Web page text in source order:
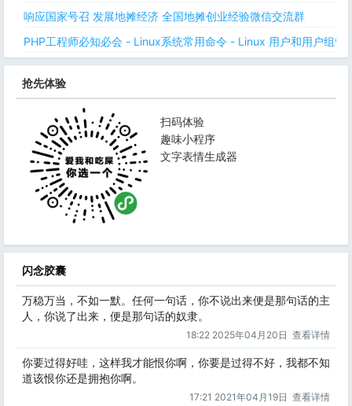
响应国家号召 发展地摊经济 全国地摊创业经验微信交流群
PHP工程师必知必会 - Linux系统常用命令 - Linux 用户和用户组管
抢先体验
扫码体验
趣味小程序
文字表情生成器
闪念胶囊
万稳万当，不如一默。任何一句话，你不说出来便是那句话的主
人，你说了出来，便是那句话的奴隶。
18:22 2025年04月20日 查看详情
你要过得好哇，这样我才能恨你啊，你要是过得不好，我都不知
道该恨你还是拥抱你啊。
17:21 2021年04月19日 查看详情